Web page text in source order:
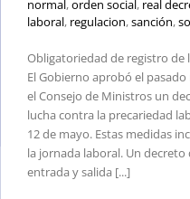
normal,orden social, real
laboral, regulacion,sanción,
Obligatoriedad de registro de
El Gobierno aprobó el
el Consejo de Ministros un
lucha contra la precariedad
12 de mayo. Estas medidas
la jornada laboral. Un
entrada y salida [...]